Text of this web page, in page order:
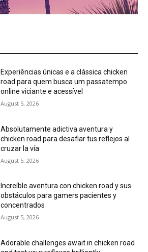
Experiências únicas e a clássica chicken
road para quem busca um passatempo
online viciante e acessível
August 5, 2026
Absolutamente adictiva aventura y
chicken road para desafiar tus reflejos al
cruzar la vía
August 5, 2026
Increíble aventura con chicken road y sus
obstáculos para gamers pacientes y
concentrados
August 5, 2026
Adorable challenges await in chicken road